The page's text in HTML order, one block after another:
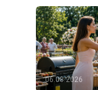
06.08.2026